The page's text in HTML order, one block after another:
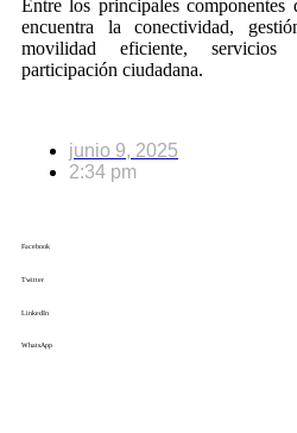
Entre los principales componentes
encuentra la conectividad,
movilidad eficiente,
participación ciudadana.
junio 9, 2025
2:34 pm
Facebook
Twitter
LinkedIn
WhatsApp